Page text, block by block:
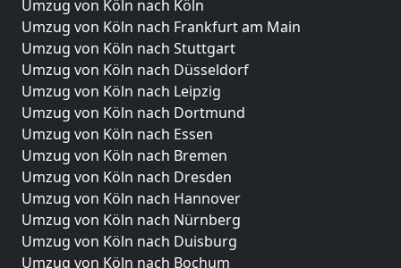
Umzug von Köln nach Köln
Umzug von Köln nach Frankfurt am Main
Umzug von Köln nach Stuttgart
Umzug von Köln nach Düsseldorf
Umzug von Köln nach Leipzig
Umzug von Köln nach Dortmund
Umzug von Köln nach Essen
Umzug von Köln nach Bremen
Umzug von Köln nach Dresden
Umzug von Köln nach Hannover
Umzug von Köln nach Nürnberg
Umzug von Köln nach Duisburg
Umzug von Köln nach Bochum